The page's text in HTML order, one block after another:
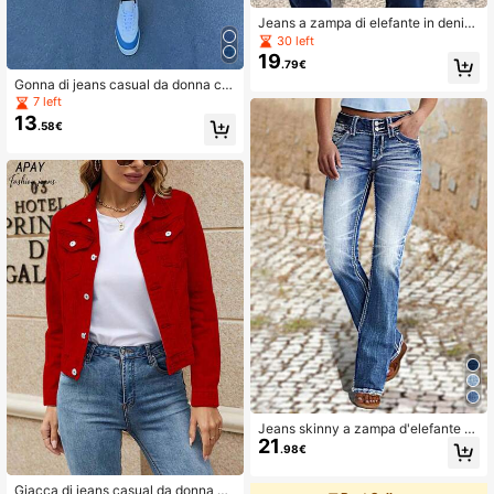
Gonna di jeans casual da donna co
n strappi, tasche e orlo sexy, adatta
per le vacanze primaverili
7 left
13.58€
Giacca di jeans casual da donna co
Jeans a zampa di elefante in denim
con ricamo di piume e tasche per d
onna, casual, primavera autunno
30 left
19.79€
Jeans skinny a zampa d'elefante d
a donna, versatili e casual, con effe
tto consumato, per primavera e aut
21 .98€